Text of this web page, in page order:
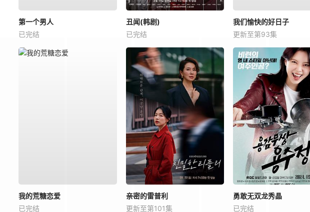
第一个男人
已完结
丑闻(韩剧)
已完结
我们愉快的好日子
更新至第93集
我的荒糖恋爱
已完结
亲密的雷普利
更新至第101集
勇敢无双龙秀晶
已完结